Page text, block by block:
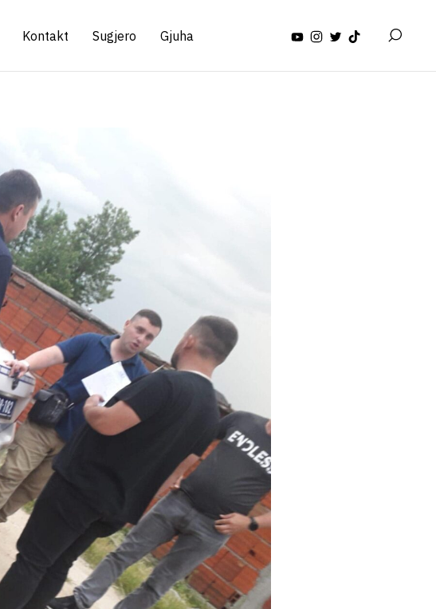
Kontakt Sugjero Gjuha